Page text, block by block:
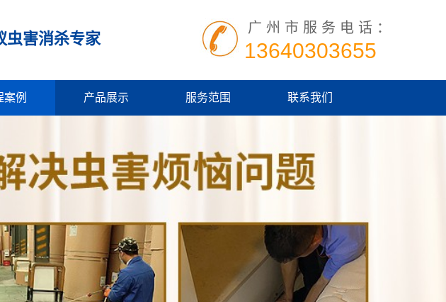
虫害消杀专家
广州市服务电话：
13640303655
案例 产品展示 服务范围 联系我们